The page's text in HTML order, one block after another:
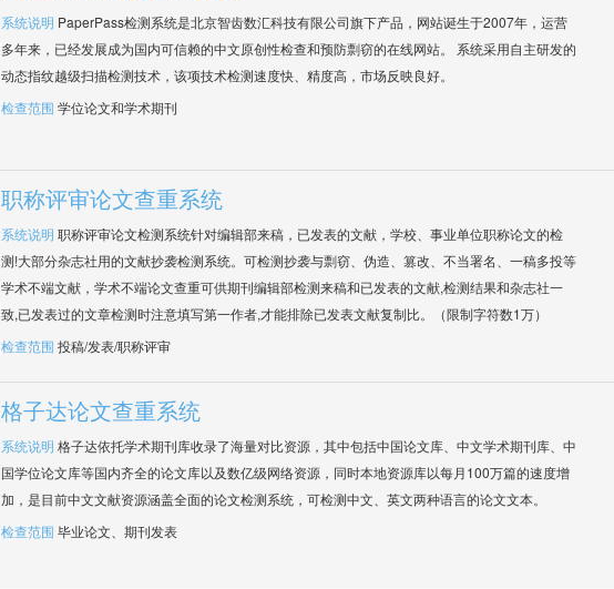
系统说明 PaperPass检测系统是北京智齿数汇科技有限公司旗下产品，网站诞生于2007年，运营
多年来，已经发展成为国内可信赖的中文原创性检查和预防剽窃的在线网站。 系统采用自主研发的
动态指纹越级扫描检测技术，该项技术检测速度快、精度高，市场反映良好。
检查范围 学位论文和学术期刊
职称评审论文查重系统
系统说明 职称评审论文检测系统针对编辑部来稿，已发表的文献，学校、事业单位职称论文的检
测!大部分杂志社用的文献抄袭检测系统。可检测抄袭与剽窃、伪造、篡改、不当署名、一稿多投等
学术不端文献，学术不端论文查重可供期刊编辑部检测来稿和已发表的文献,检测结果和杂志社一
致,已发表过的文章检测时注意填写第一作者,才能排除已发表文献复制比。（限制字符数1万）
检查范围 投稿/发表/职称评审
格子达论文查重系统
系统说明 格子达依托学术期刊库收录了海量对比资源，其中包括中国论文库、中文学术期刊库、中
国学位论文库等国内齐全的论文库以及数亿级网络资源，同时本地资源库以每月100万篇的速度增
加，是目前中文文献资源涵盖全面的论文检测系统，可检测中文、英文两种语言的论文文本。
检查范围 毕业论文、期刊发表